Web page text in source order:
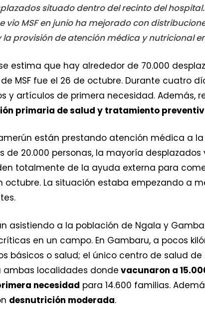
situado dentro del recinto del
MSF en junio ha mejorado con
provisión de atención médica y nutricional
estima que hay alrededor de 70.000
MSF fue el 26 de octubre. Durante cuatro
y artículos de primera necesidad. Además,
primaria de salud y tratamiento
están prestando atención médica a
de 20.000 personas, la mayoría
totalmente de la ayuda externa para
octubre. La situación estaba empezando a
asistiendo a la población de Ngala y
en un campo. En Gambaru, a pocos
básicos o salud; el único centro de salud de
ambas localidades donde vacunaron a
necesidad para 14.600 familias.
desnutrición moderada.